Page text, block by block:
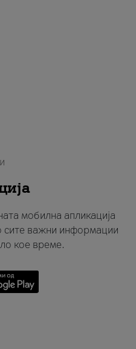
мобилна апликација
сите важни информации
кое време.